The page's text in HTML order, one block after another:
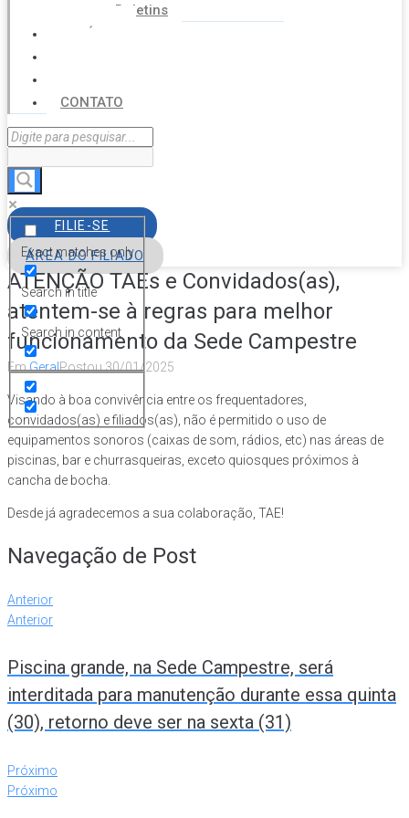
Boletins
NOTÍCIAS
CONTATO
Exact matches only
Search in title
Search in content
FILIE-SE
ÁREA DO FILIADO
ATENÇÃO TAEs e Convidados(as),
atentem-se à regras para melhor
funcionamento da Sede Campestre
EmGeralPostou30/01/2025
Visando à boa convivência entre os frequentadores,
convidados(as) e filiados(as), não é permitido o uso de
equipamentos sonoros (caixas de som, rádios, etc) nas áreas de
piscinas, bar e churrasqueiras, exceto quiosques próximos à
cancha de bocha.
Desde já agradecemos a sua colaboração, TAE!
Navegação de Post
Anterior
Anterior
Piscina grande, na Sede Campestre, será
interditada para manutenção durante essa quinta
(30), retorno deve ser na sexta (31)
Próximo
Próximo